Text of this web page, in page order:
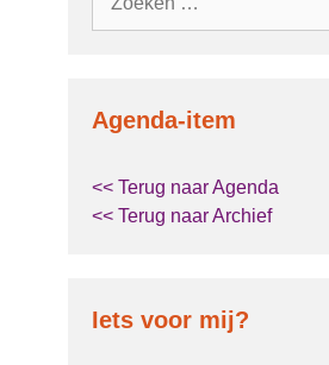
Agenda-item
<< Terug naar Agenda
<< Terug naar Archief
Iets voor mij?